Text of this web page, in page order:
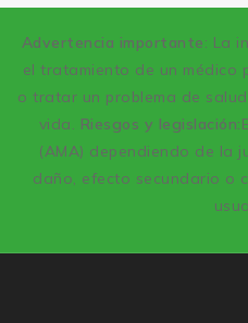
Advertencia importante: La
el tratamiento de un
o tratar un problema de
vida. Riesgos y legislación:
(AMA) dependiendo de la
daño, efecto secundario o